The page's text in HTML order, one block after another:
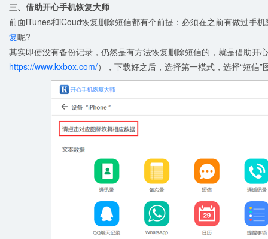
三、借助开心手机恢复大师
前面iTunes和iCoud恢复删除短信都有个前提：必须在之前有做过手
复呢?
其实即使没有备份记录，仍然是有方法恢复删除短信的，就是借助开
https://www.kxbox.com/），下载好之后，选择第一模式，选择“短信”